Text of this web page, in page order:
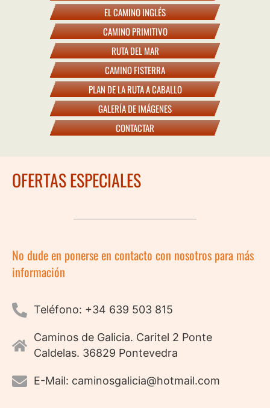
EL CAMINO INGLÉS
CAMINO PRIMITIVO
RUTA DEL MAR
CAMINO FISTERRA
PLAN DE LA RUTA A CABALLO
GALERÍA DE IMÁGENES
CONTACTAR
OFERTAS ESPECIALES
No dude en ponerse en contacto con nosotros para más
información
Teléfono: +34 639 503 815
Caminos de Galicia. Caritel 2 Ponte
Caldelas. 36829 Pontevedra
E-Mail: caminosgalicia@hotmail.com